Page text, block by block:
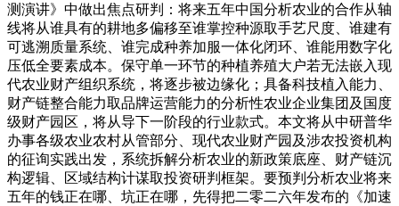
测演讲》中做出焦点研判：将来五年中国分析农业的合作从轴
线将从谁具有的耕地多偏移至谁掌控种源取手艺尺度、谁建有
可逃溯质量系统、谁完成种养加服一体化闭环、谁能用数字化
压低全要素成本。保守单一环节的种植养殖大户若无法嵌入现
代农业财产组织系统，将逐步被边缘化；具备科技植入能力、
财产链整合能力取品牌运营能力的分析性农业企业集团及国度
级财产园区，将从导下一阶段的行业款式。本文将从中研普华
办事各级农业农村从管部分、现代农业财产园及涉农投资机构
的征询实践出发，系统拆解分析农业的新政策底座、财产链沉
构逻辑、区域结构计谋取投资研判框架。要预判分析农业将来
五年的钱正在哪、坑正在哪，先得把二零二六年发布的《加速